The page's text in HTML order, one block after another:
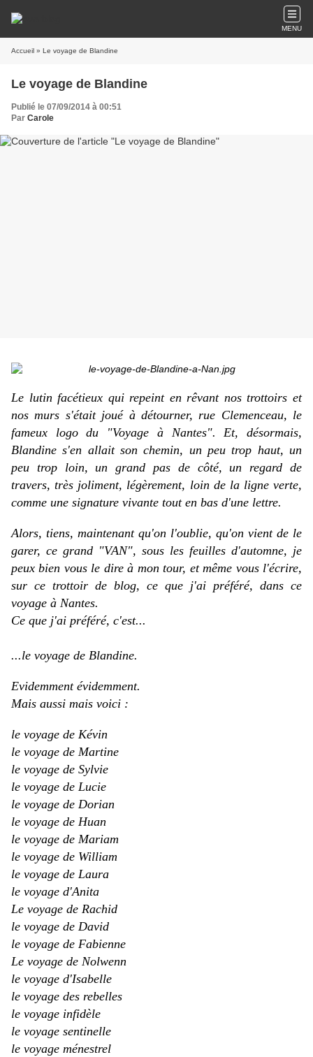
MENU
Accueil » Le voyage de Blandine
Le voyage de Blandine
Publié le 07/09/2014 à 00:51
Par Carole
Le lutin facétieux qui repeint en rêvant nos trottoirs et
nos murs s'était joué à détourner, rue Clemenceau, le
fameux logo du "Voyage à Nantes". Et, désormais,
Blandine s'en allait son chemin, un peu trop haut, un
peu trop loin, un grand pas de côté, un regard de
travers, très joliment, légèrement, loin de la ligne verte,
comme une signature vivante tout en bas d'une lettre.
Alors, tiens, maintenant qu'on l'oublie, qu'on vient de le
garer, ce grand "VAN", sous les feuilles d'automne, je
peux bien vous le dire à mon tour, et même vous l'écrire,
sur ce trottoir de blog, ce que j'ai préféré, dans ce
voyage à Nantes.
Ce que j'ai préféré, c'est...
...le voyage de Blandine.
Evidemment évidemment.
Mais aussi mais voici :
le voyage de Kévin
le voyage de Martine
le voyage de Sylvie
le voyage de Lucie
le voyage de Dorian
le voyage de Huan
le voyage de Mariam
le voyage de William
le voyage de Laura
le voyage d'Anita
Le voyage de Rachid
le voyage de David
le voyage de Fabienne
Le voyage de Nolwenn
le voyage d'Isabelle
le voyage des rebelles
le voyage infidèle
le voyage sentinelle
le voyage ménestrel